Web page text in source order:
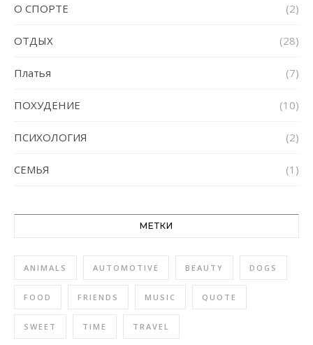
О СПОРТЕ (2)
ОТДЫХ (28)
Платья (7)
ПОХУДЕНИЕ (10)
ПСИХОЛОГИЯ (2)
СЕМЬЯ (1)
МЕТКИ
ANIMALS AUTOMOTIVE BEAUTY DOGS
FOOD FRIENDS MUSIC QUOTE
SWEET TIME TRAVEL